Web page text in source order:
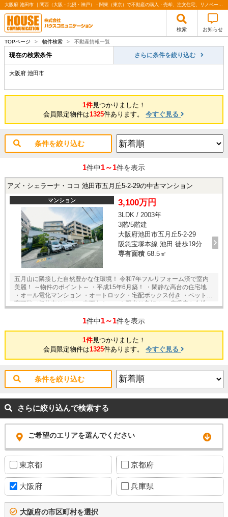
大阪府 池田市 ｜関西（大阪・北摂・神戸）・関東（東京）で不動産の購入・売却、注文住宅、リノベーションの事なら株式会社ハウスコミュニケーション
検索 お知らせ
TOPページ > 物件検索 > 不動産情報一覧
現在の検索条件 さらに条件を絞り込む
大阪府 池田市
1件見つかりました！
会員限定物件は1325件あります。今すぐ見る
条件を絞り込む
1件中1～1件を表示
アズ・シェラーナ・ココ 池田市五月丘5-2-29の中古マンション
マンション 3,100万円
3LDK / 2003年
3階/5階建
大阪府池田市五月丘5-2-29
阪急宝塚本線 池田 徒歩19分
専有面積 68.5㎡
五月山に隣接した自然豊かな住環境！ 令和7年フルリフォーム済で室内
美麗！ ～物件のポイント～ ・平成15年6月築！ ・閑静な高台の住宅地
・オール電化マンション ・オートロック・宅配ボックス付き ・ペット飼
育可能（規約有り）！ ・南西向きにつき陽当り良好！ ・床暖房や食洗
田」駅 徒歩19分 バス6分 徒歩4分 ～立地のポイント～ ◆「コープミ
この機会に是非ご覧下さい。 住宅ローン・資金計画もご相談下さい。 ま
た、近隣の物件資料等もご用意しております。 事前予約頂ければ、20時
以降の内覧や当社定休日の火曜日・水曜日の内覧も対応致します。
1件中1～1件を表示
1件見つかりました！
会員限定物件は1325件あります。今すぐ見る
条件を絞り込む
さらに絞り込んで検索する
ご希望のエリアを選んでください
東京都 京都府
大阪府 兵庫県
大阪府の市区町村を選択